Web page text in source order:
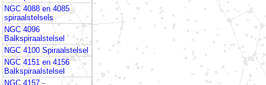
NGC 4088 en 4085
spiraalstelsels
NGC 4096
Balkspiraalstelsel
NGC 4100 Spiraalstelsel
NGC 4151 en 4156
Balkspiraalstelsel
NGC 4157 -